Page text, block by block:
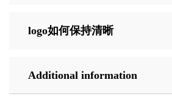
logo如何保持清晰
Additional information